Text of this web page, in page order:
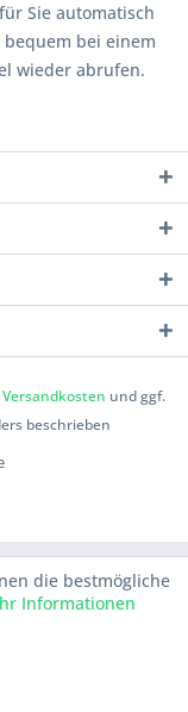
Sie automatisch
bei einem
wieder abrufen.
Versandkosten und ggf.
beschrieben
die bestmögliche
Informationen